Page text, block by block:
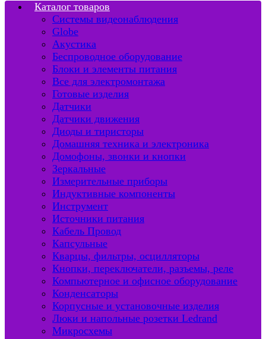
Каталог товаров
Системы видеонаблюдения
Globe
Акустика
Беспроводное оборудование
Блоки и элементы питания
Все для электромонтажа
Готовые изделия
Датчики
Датчики движения
Диоды и тиристоры
Домашняя техника и электроника
Домофоны, звонки и кнопки
Зеркальные
Измерительные приборы
Индуктивные компоненты
Инструмент
Источники питания
Кабель Провод
Капсульные
Кварцы, фильтры, осцилляторы
Кнопки, переключатели, разъемы, реле
Компьютерное и офисное оборудование
Конденсаторы
Корпусные и установочные изделия
Люки и напольные розетки Ledrand
Микросхемы